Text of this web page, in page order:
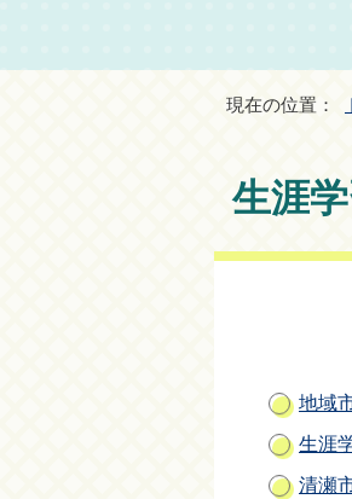
現在の位置：
生涯
地域
生涯
清瀬